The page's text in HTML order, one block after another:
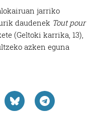
jarriko
daudenek Tout pour
(Geltoki karrika, 13),
azken eguna